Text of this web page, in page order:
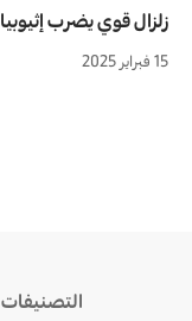
زلزال قوي يضرب إثيوبيا
15 فبراير 2025
التصنيفات